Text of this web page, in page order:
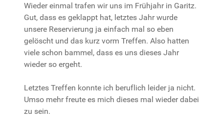
Wieder einmal trafen wir uns im Frühjahr in Garitz.
Gut, dass es geklappt hat, letztes Jahr wurde
unsere Reservierung ja einfach mal so eben
gelöscht und das kurz vorm Treffen. Also hatten
viele schon bammel, dass es uns dieses Jahr
wieder so ergeht.
Letztes Treffen konnte ich beruflich leider ja nicht.
Umso mehr freute es mich dieses mal wieder dabei
zu sein.